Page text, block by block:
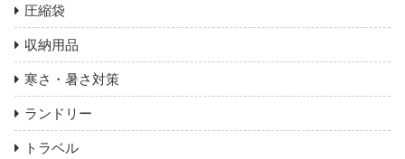
圧縮袋
収納用品
寒さ・暑さ対策
ランドリー
トラベル